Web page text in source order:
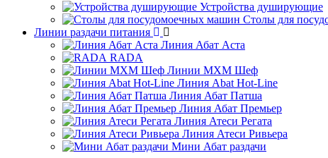
Устройства душирующие
Столы для
Линии раздачи питания
Линия Абат Аста
RADA
Линии МХМ Шеф
Линия Abat Hot-Line
Линия Абат Патша
Линия Абат Премьер
Линия Атеси Регата
Линия Атеси Ривьера
Мини Абат раздачи